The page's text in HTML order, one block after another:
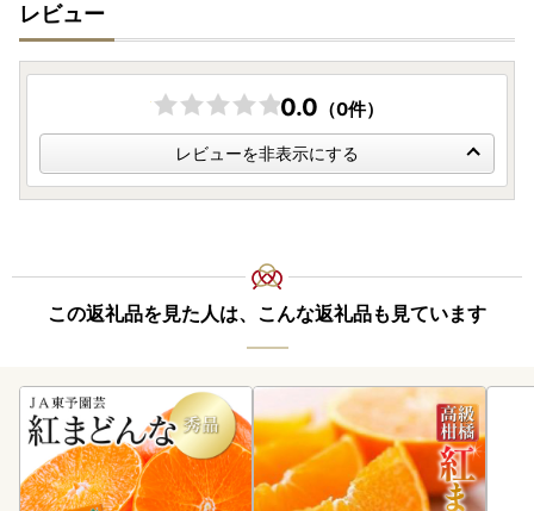
レビュー
0.0 （0件）
レビューを非表示にする
この返礼品を見た人は、こんな返礼品も見ています